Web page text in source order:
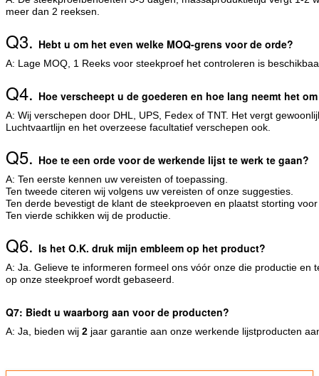
meer dan 2 reeksen.
Q3. Hebt u om het even welke MOQ-grens voor de orde?
A: Lage MOQ, 1 Reeks voor steekproef het controleren is
Q4. Hoe verscheept u de goederen en hoe lang neemt het
A: Wij verschepen door DHL, UPS, Fedex of TNT. Het vergt
Luchtvaartlijn en het overzeese facultatief verschepen ook.
Q5. Hoe te een orde voor de werkende lijst te werk te gaan?
A: Ten eerste kennen uw vereisten of toepassing.
Ten tweede citeren wij volgens uw vereisten of onze suggesties.
Ten derde bevestigt de klant de steekproeven en plaatst storting
Ten vierde schikken wij de productie.
Q6. Is het O.K. druk mijn embleem op het product?
A: Ja. Gelieve te informeren formeel ons vóór onze die productie en
op onze steekproef wordt gebaseerd.
Q7: Biedt u waarborg aan voor de producten?
A: Ja, bieden wij 2 jaar garantie aan onze werkende lijstproducten